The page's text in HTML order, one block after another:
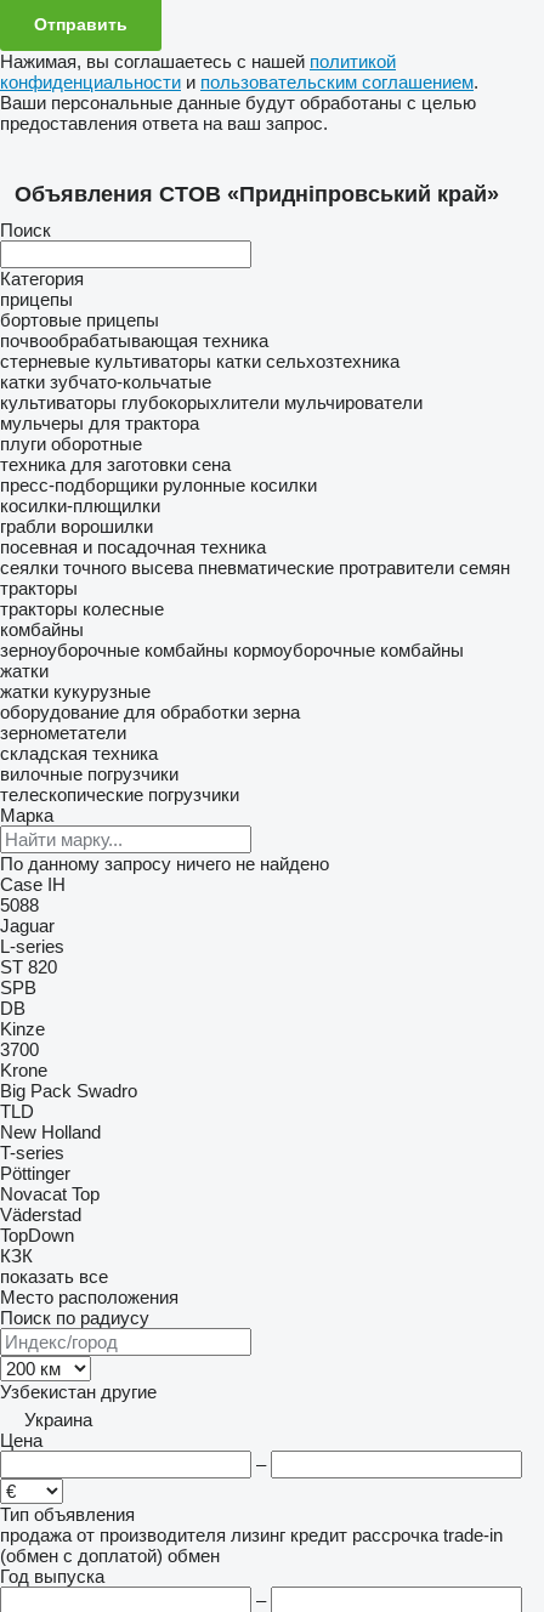
Нажимая, вы соглашаетесь с нашей политикой
конфиденциальности и пользовательским соглашением.
Ваши персональные данные будут обработаны с целью
предоставления ответа на ваш запрос.
Объявления СТОВ «Придніпровський край»
Поиск
Категория
прицепы
бортовые прицепы
почвообрабатывающая техника
стерневые культиваторы катки сельхозтехника
катки зубчато-кольчатые
культиваторы глубокорыхлители мульчирователи
мульчеры для трактора
плуги оборотные
техника для заготовки сена
пресс-подборщики рулонные косилки
косилки-плющилки
грабли ворошилки
посевная и посадочная техника
сеялки точного высева пневматические протравители семян
тракторы
тракторы колесные
комбайны
зерноуборочные комбайны кормоуборочные комбайны
жатки
жатки кукурузные
оборудование для обработки зерна
зернометатели
складская техника
вилочные погрузчики
телескопические погрузчики
Марка
По данному запросу ничего не найдено
Case IH
5088
Jaguar
L-series
ST 820
SPB
DB
Kinze
3700
Krone
Big Pack Swadro
TLD
New Holland
T-series
Pöttinger
Novacat Top
Väderstad
TopDown
КЗК
показать все
Место расположения
Поиск по радиусу
Узбекистан другие
Украина
Цена
–
Тип объявления
продажа от производителя лизинг кредит рассрочка trade-in
(обмен с доплатой) обмен
Год выпуска
–